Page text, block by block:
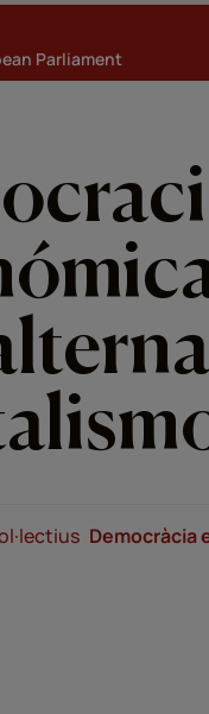
Parliament
Democràcia